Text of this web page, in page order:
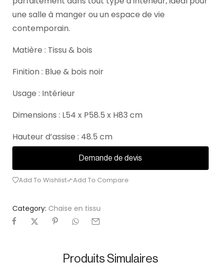
une salle à manger ou un espace de vie
contemporain.
Matière : Tissu & bois
Finition : Blue & bois noir
Usage : Intérieur
Dimensions : L54 x P58.5 x H83 cm
Hauteur d’assise : 48.5 cm
Demande de devis
Add To Wishlist Add To Compare
Category: Chaise en tissu
Produits Simulaires